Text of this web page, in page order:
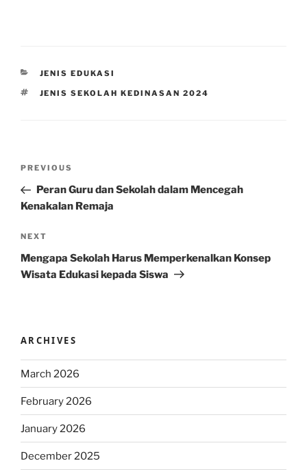
CATEGORIES
JENIS EDUKASI
TAGS
JENIS SEKOLAH KEDINASAN 2024
Previous
Post
PREVIOUS
Peran Guru dan Sekolah dalam Mencegah
Kenakalan Remaja
Next
Post
NEXT
Mengapa Sekolah Harus Memperkenalkan Konsep
Wisata Edukasi kepada Siswa
ARCHIVES
March 2026
February 2026
January 2026
December 2025